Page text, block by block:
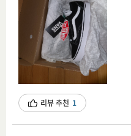
리뷰 추천 1